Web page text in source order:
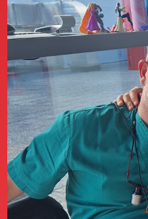
Le testimonianze
La fondatrice
Annunci Donne
Agenzia matrimoniale Club
Love Notebook
Il libro Donna di Cuori
Quanto costa Club di Più
Love Academy
Domande Frequenti
Impegno Sociale
Le nostre sedi